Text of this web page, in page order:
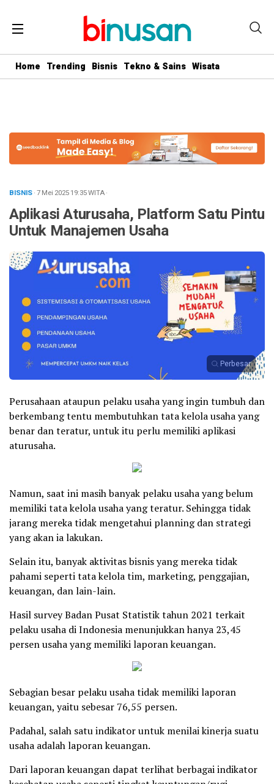
center} #geserkiri, #geserkanan { display: none } .totalpembaca {
display: none }
Home Trending Bisnis Tekno & Sains Wisata
BISNIS· 7 Mei 202519:35WITA·
Aplikasi Aturusaha, Platform Satu Pintu
Untuk Manajemen Usaha
Perbesar
Perusahaan ataupun pelaku usaha yang ingin tumbuh dan
berkembang tentu membutuhkan tata kelola usaha yang
benar dan teratur, untuk itu perlu memiliki aplikasi
aturusaha.
Namun, saat ini masih banyak pelaku usaha yang belum
memiliki tata kelola usaha yang teratur. Sehingga tidak
jarang mereka tidak mengetahui planning dan strategi
yang akan ia lakukan.
Selain itu, banyak aktivitas bisnis yang mereka tidak
pahami seperti tata kelola tim, marketing, penggajian,
keuangan, dan lain-lain.
Hasil survey Badan Pusat Statistik tahun 2021 terkait
pelaku usaha di Indonesia menunjukkan hanya 23,45
persen usaha yang memiliki laporan keuangan.
Sebagian besar pelaku usaha tidak memiliki laporan
keuangan, yaitu sebesar 76,55 persen.
Padahal, salah satu indikator untuk menilai kinerja suatu
usaha adalah laporan keuangan.
Dari laporan keuangan dapat terlihat berbagai indikator